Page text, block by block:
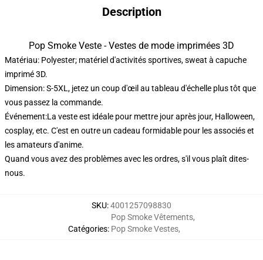
Description
Pop Smoke Veste - Vestes de mode imprimées 3D
Matériau: Polyester; matériel d'activités sportives, sweat à capuche
imprimé 3D.
Dimension: S-5XL, jetez un coup d'œil au tableau d'échelle plus tôt que
vous passez la commande.
Événement:La veste est idéale pour mettre jour après jour, Halloween,
cosplay, etc. C'est en outre un cadeau formidable pour les associés et
les amateurs d'anime.
Quand vous avez des problèmes avec les ordres, s'il vous plaît dites-
nous.
SKU:4001257098830
Catégories:
Pop Smoke Vêtements,
Pop Smoke Vestes,